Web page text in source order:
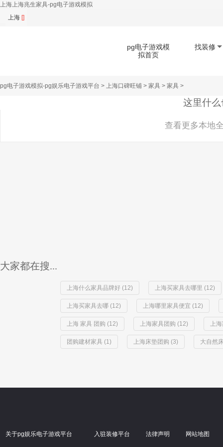
上海上海兆生家具-pg电子游戏模拟
上海 []
pg电子游戏模
拟首页
找装修
扫码下载app
pg电子游戏模拟-pg娱乐电子游戏平台 > 上海口碑旺铺 > 家具 > 家具 >
这里什
查看更多本地
大家都在搜...
上海什么家具品牌好 (12) 上海买家具去哪里 (12)
上海买家具去哪 (12) 上海哪里家具便宜 (12)
上海 家具 团购 (12) 上海家具团购 (12) 上
团购建材家具 (1) 上海床垫团购 (3) 大自然
关于pg娱乐电子游戏平台 入驻装修平台 法律声明 网站地图